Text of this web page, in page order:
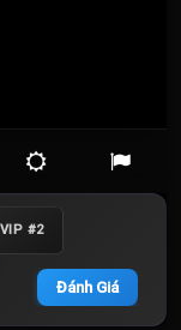
VIP #2
Đánh Giá